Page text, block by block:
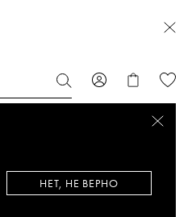
НЕТ, НЕ ВЕРНО